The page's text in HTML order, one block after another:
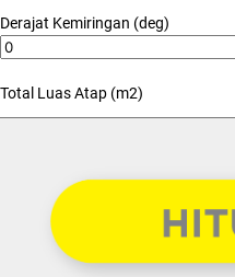
Derajat Kemiringan (deg)
Total Luas Atap (m2)